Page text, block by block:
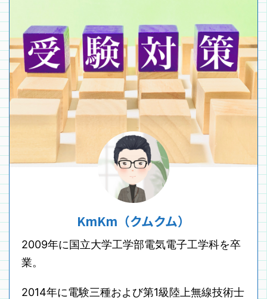
KmKm（クムクム）
2009年に国立大学工学部電気電子工学科を卒
業。
2014年に電験三種および第1級陸上無線技術士